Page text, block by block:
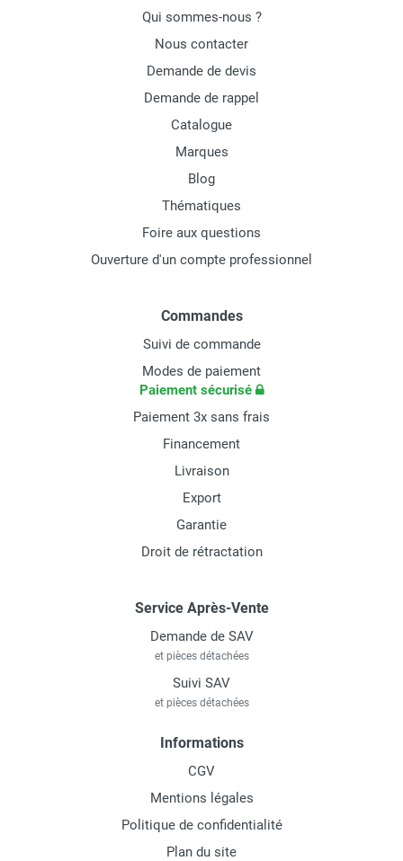
Qui sommes-nous ?
Nous contacter
Demande de devis
Demande de rappel
Catalogue
Marques
Blog
Thématiques
Foire aux questions
Ouverture d'un compte professionnel
Commandes
Suivi de commande
Modes de paiement
Paiement sécurisé
Paiement 3x sans frais
Financement
Livraison
Export
Garantie
Droit de rétractation
Service Après-Vente
Demande de SAV
et pièces détachées
Suivi SAV
et pièces détachées
Informations
CGV
Mentions légales
Politique de confidentialité
Plan du site